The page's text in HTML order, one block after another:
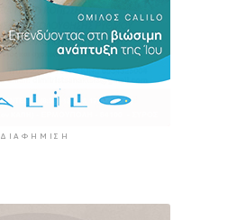
ΔΙΑΦΉΜΙΣΗ